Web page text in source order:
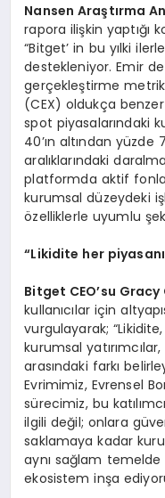
Nansen Araştırma
rapora ilişkin yaptığı
“Bitget’ in bu yılki
destekleniyor. Emir
gerçekleştirme
(CEX) oldukça
spot piyasalarındaki
40’ın altından yüzde
aralıklarındaki
platformda aktif
kurumsal düzeydeki
özelliklerle uyumlu
“Likidite her
Bitget CEO’su Gracy
kullanıcılar için
vurgulayarak;
kurumsal
arasındaki farkı
Evrimimiz, Evrensel
sürecimiz, bu
ilgili değil; onlara
saklamaya kadar
aynı sağlam
ekosistem inşa